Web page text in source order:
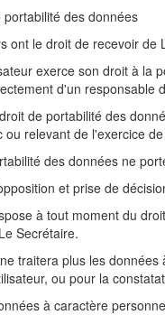
portabilité des données
ont le droit de recevoir
exerce son droit à la
d'un responsable
de portabilité des
ou relevant de l'exercice
des données ne
et prise de
à tout moment du
Secrétaire.
traitera plus les
ou pour la
à caractère